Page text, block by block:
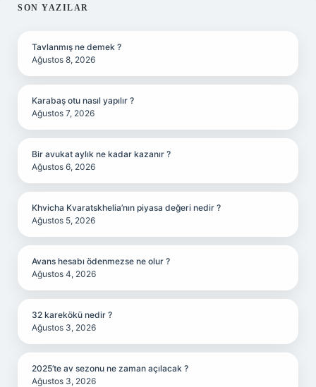
SIDEBAR
SON YAZILAR
Tavlanmış ne demek ?
Ağustos 8, 2026
Karabaş otu nasıl yapılır ?
Ağustos 7, 2026
Bir avukat aylık ne kadar kazanır ?
Ağustos 6, 2026
Khvicha Kvaratskhelia’nın piyasa değeri nedir ?
Ağustos 5, 2026
Avans hesabı ödenmezse ne olur ?
Ağustos 4, 2026
32 karekökü nedir ?
Ağustos 3, 2026
2025’te av sezonu ne zaman açılacak ?
Ağustos 3, 2026